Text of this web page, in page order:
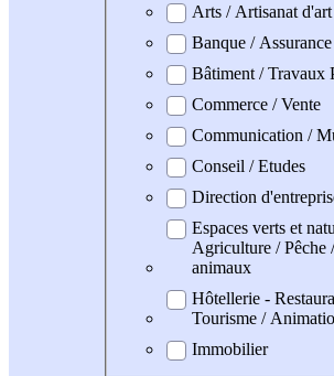
Arts / Artisanat d'art
Banque / Assurance
Bâtiment / Travaux
Commerce / Vente
Communication /
Conseil / Etudes
Direction
Espaces verts et
Agriculture / Pêche
animaux
Hôtellerie -
Tourisme /
Immobilier